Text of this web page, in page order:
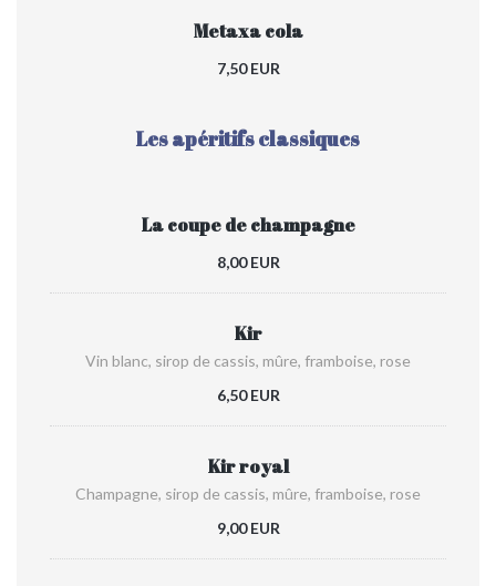
Metaxa cola
7,50 EUR
Les apéritifs classiques
La coupe de champagne
8,00 EUR
Kir
Vin blanc, sirop de cassis, mûre, framboise, rose
6,50 EUR
Kir royal
Champagne, sirop de cassis, mûre, framboise, rose
9,00 EUR